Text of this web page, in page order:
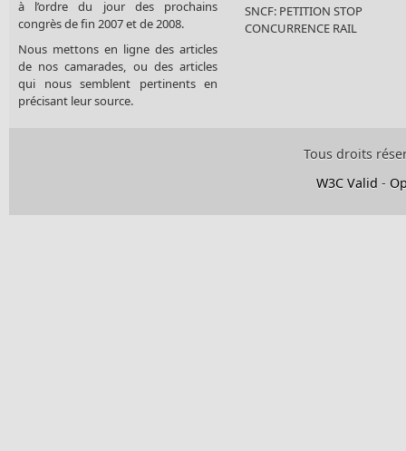
à l’ordre du jour des prochains
congrès de fin 2007 et de 2008.
Nous mettons en ligne des articles
de nos camarades, ou des articles
qui nous semblent pertinents en
précisant leur source.
SNCF: PETITION STOP
CONCURRENCE RAIL
Tous droits
W3C Valid -